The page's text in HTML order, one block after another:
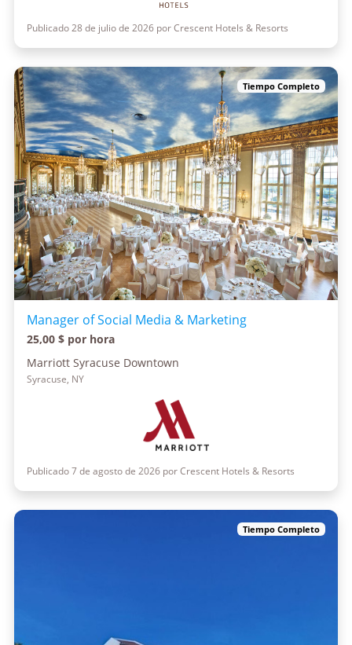
Publicado 28 de julio de 2026 por Crescent Hotels & Resorts
Tiempo Completo
Manager of Social Media & Marketing
25,00 $ por hora
Marriott Syracuse Downtown
Syracuse, NY
Publicado 7 de agosto de 2026 por Crescent Hotels & Resorts
Tiempo Completo